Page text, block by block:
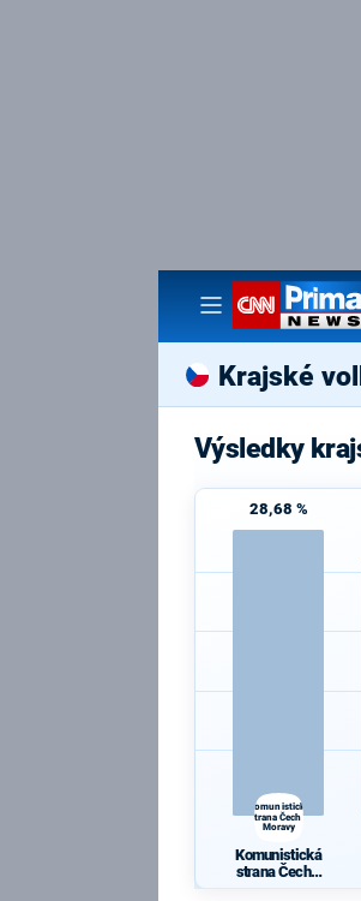
Krajské
Výsledky
28,68 %
Komunistická
strana Čech a
Moravy
Komunistická
strana Čech a